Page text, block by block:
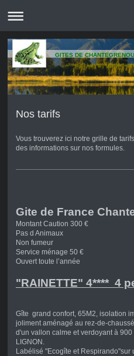
GITES DE
Nos tarifs
Vous trouverez ici notre grille de
des informations sur nos formules.
Gite de France
Montant Caution 300 €
Pas d Animaux
Non fumeur
Service ménage 50 €
Ouvert toute l’année
"RAINETTE" 4**** 4
Gîte grand confort, 65M2, isolation
joliment aménagé au rez-de-
d'un vallon calme et verdoyant à
LIGNON.
Labélisé "Ecogîte et Respirando"sur